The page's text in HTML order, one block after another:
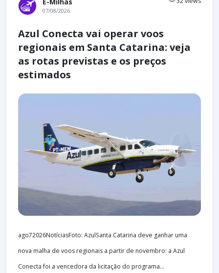
E-Milhas
07/08/2026
Azul Conecta vai operar voos
regionais em Santa Catarina: veja
as rotas previstas e os preços
estimados
ago72026NotíciasFoto: AzulSanta Catarina deve ganhar uma
nova malha de voos regionais a partir de novembro: a Azul
Conecta foi a vencedora da licitação do programa...